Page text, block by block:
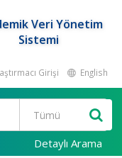
Veri Yönetim
Sistemi
Girişi English
Detaylı Arama